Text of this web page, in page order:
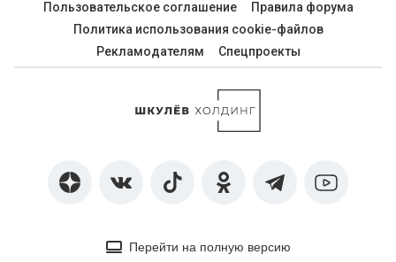
Пользовательское соглашение
Правила форума
Политика использования cookie-файлов
Рекламодателям
Спецпроекты
Перейти на полную версию